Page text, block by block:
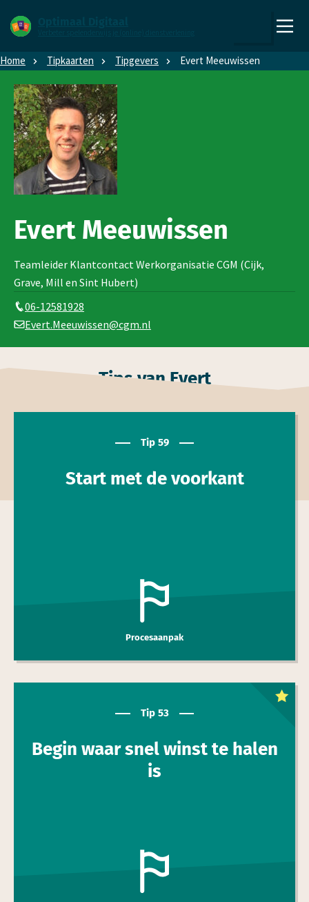
naar
de
homepage
Home Tipkaarten Tipgevers Evert Meeuwissen
Evert Meeuwissen
Teamleider Klantcontact Werkorganisatie CGM (Cijk,
Grave, Mill en Sint Hubert)
06-12581928
Evert.Meeuwissen@cgm.nl
Tips van Evert
Tip 59
Start met de voor­kant
Procesaanpak
Dit is een
Tip 53
Begin waar snel winst te halen
is